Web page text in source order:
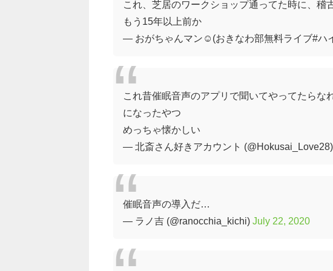
これ、芝居のワークショップ通ってた時に、稽
もう15年以上前か
— おがちゃんマン☺(おきなわ部無料ライブ#ハ
これ昔催眠音声のアプリで聞いてやってたら
になったやつ
めっちゃ懐かしい
— 北斎さん好きアカウント (@Hokusai_Love28)
催眠音声の導入だ…
— ラノ吉 (@ranocchia_kichi) July 22, 2020